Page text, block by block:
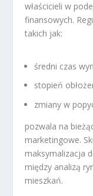
właścicieli w
finansowych.
takich jak:
średni czas
stopień
zmiany w
pozwala na
marketingowe.
maksymalizacja
między analizą
mieszkań.